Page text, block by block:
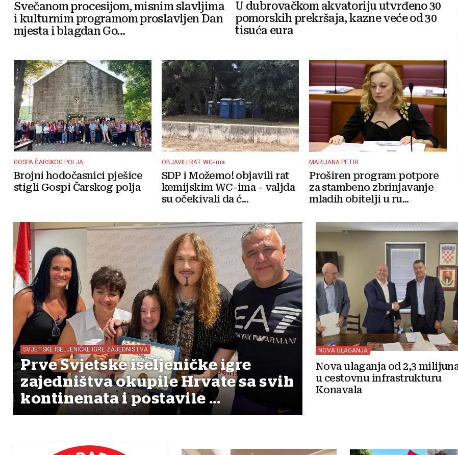
Svečanom procesijom, misnim slavljima
i kulturnim programom proslavljen Dan
mjesta i blagdan Go...
U dubrovačkom akvatoriju utvrđeno 30
pomorskih prekršaja, kazne veće od 30
tisuća eura
GOSPA ČARSKOG POLJA
Brojni hodočasnici pješice
stigli Gospi Čarskog polja
OBJAVILI RAT WC-ima
SDP i Možemo! objavili rat
kemijskim WC-ima - valjda
su očekivali da ć...
MARIJANA PETIR
Proširen program potpore
za stambeno zbrinjavanje
mladih obitelji u ru...
SVJETSKE ISELJENIČKE IGRE ZAJEDNIŠTVA
Prve Svjetske iseljeničke igre
zajedništva okupile Hrvate sa svih
kontinenata i postavile ...
NOVA ULAGANJA
Nova ulaganja od 2,3
u cestovnu infrastrukturu
Konavala